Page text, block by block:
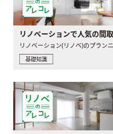
基礎知識